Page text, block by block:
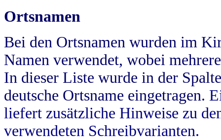
Ortsnamen
Bei den Ortsnamen wurden im
Namen verwendet, wobei
In dieser Liste wurde in der
deutsche Ortsname eingetragen.
liefert zusätzliche Hinweise zu
verwendeten Schreibvarianten.